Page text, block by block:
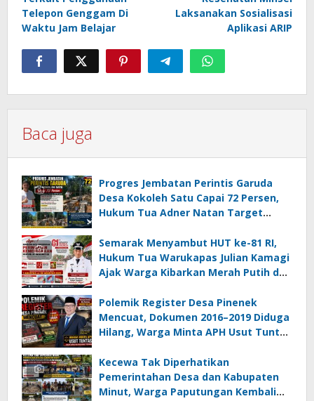
Telepon Genggam Di
Waktu Jam Belajar
Laksanakan Sosialisasi
Aplikasi ARIP
Baca juga
Progres Jembatan Perintis Garuda
Desa Kokoleh Satu Capai 72 Persen,
Hukum Tua Adner Natan Target
Semarak Menyambut HUT ke-81 RI,
Hukum Tua Warukapas Julian Kamagi
Ajak Warga Kibarkan Merah Putih dan
Polemik Register Desa Pinenek
Mencuat, Dokumen 2016–2019 Diduga
Hilang, Warga Minta APH Usut Tuntas
Kumtua HK
Kecewa Tak Diperhatikan
Pemerintahan Desa dan Kabupaten
Minut, Warga Paputungan Kembali